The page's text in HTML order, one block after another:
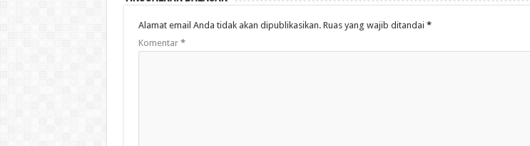
Alamat email Anda tidak akan dipublikasikan. Ruas yang wajib ditandai *
Komentar *